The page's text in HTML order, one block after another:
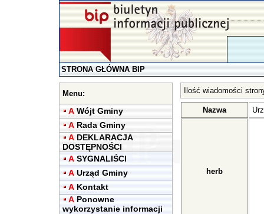
STRONA GŁÓWNA BIP
Menu:
A Wójt Gminy
A Rada Gminy
A DEKLARACJA
DOSTĘPNOŚCI
A SYGNALIŚCI
A Urząd Gminy
A Kontakt
A Ponowne
wykorzystanie informacji
Ilość wiadomości
Nazwa
herb